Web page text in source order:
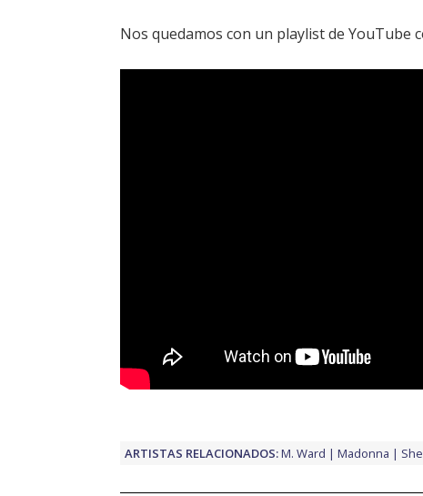
Nos quedamos con un playlist de YouTube
ARTISTAS RELACIONADOS:M. Ward Madonna